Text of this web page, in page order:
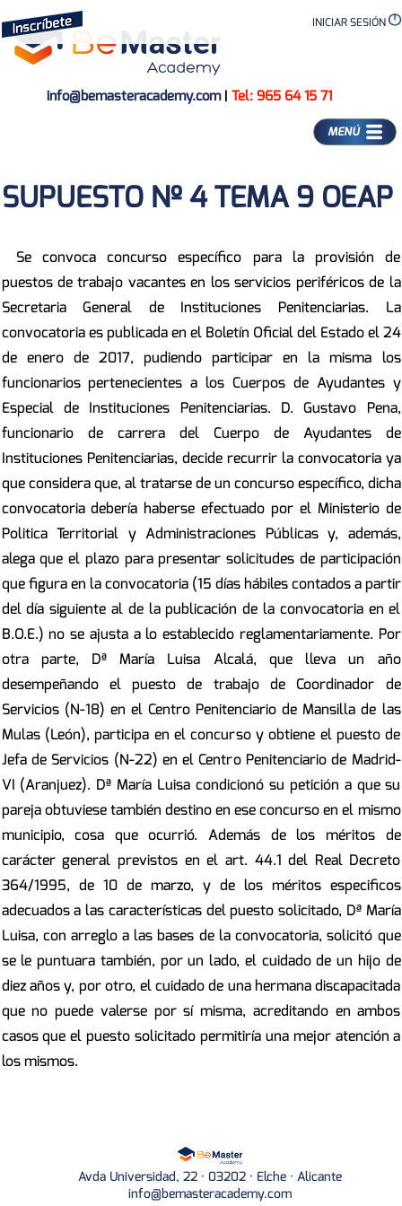
INICIAR SESIÓN
info@bemasteracademy.com| Tel: 965 64 15 71
MENÚ
SUPUESTO Nº 4 TEMA 9 OEAP
Se convoca concurso específico para la provisión de
puestos de trabajo vacantes en los servicios periféricos de la
Secretaria General de Instituciones Penitenciarias. La
convocatoria es publicada en el Boletín Oficial del Estado el 24
de enero de 2017, pudiendo participar en la misma los
funcionarios pertenecientes a los Cuerpos de Ayudantes y
Especial de Instituciones Penitenciarias. D. Gustavo Pena,
funcionario de carrera del Cuerpo de Ayudantes de
Instituciones Penitenciarias, decide recurrir la convocatoria ya
que considera que, al tratarse de un concurso específico, dicha
convocatoria debería haberse efectuado por el Ministerio de
Politica Territorial y Administraciones Públicas y, además,
alega que el plazo para presentar solicitudes de participación
que figura en la convocatoria (15 días hábiles contados a partir
del día siguiente al de la publicación de la convocatoria en el
B.O.E.) no se ajusta a lo establecido reglamentariamente. Por
otra parte, Dª María Luisa Alcalá, que lleva un año
desempeñando el puesto de trabajo de Coordinador de
Servicios (N-18) en el Centro Penitenciario de Mansilla de las
Mulas (León), participa en el concurso y obtiene el puesto de
Jefa de Servicios (N-22) en el Centro Penitenciario de Madrid-
VI (Aranjuez). Dª María Luisa condicionó su petición a que su
pareja obtuviese también destino en ese concurso en el mismo
municipio, cosa que ocurrió. Además de los méritos de
carácter general previstos en el art. 44.1 del Real Decreto
364/1995, de 10 de marzo, y de los méritos especificos
adecuados a las características del puesto solicitado, Dª María
Luisa, con arreglo a las bases de la convocatoria, solicitó que
se le puntuara también, por un lado, el cuidado de un hijo de
diez años y, por otro, el cuidado de una hermana discapacitada
que no puede valerse por sí misma, acreditando en ambos
casos que el puesto solicitado permitiría una mejor atención a
los mismos.
Avda Universidad, 22 · 03202 · Elche · Alicante
info@bemasteracademy.com